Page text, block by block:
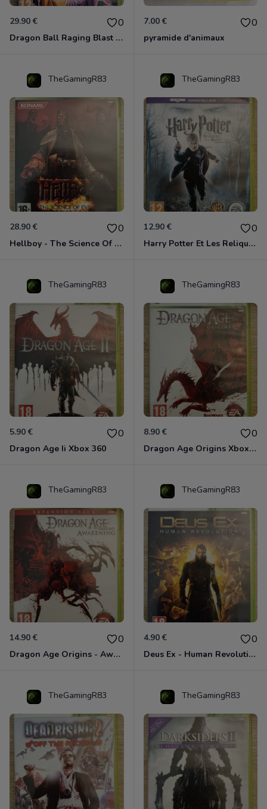
29.90 € 0
Dragon Ball Raging Blast 2 Xbox 360
7.00 € 0
pyramide d'animaux
TheGamingR83
28.90 € 0
Hellboy - The Science Of Evil Xbox 360
TheGamingR83
12.90 € 0
Harry Potter Et Les Reliques De La Mort - 1ère Partie Xbox 360
TheGamingR83
5.90 € 0
Dragon Age Ii Xbox 360
TheGamingR83
8.90 € 0
Dragon Age Origins Xbox 360
TheGamingR83
14.90 € 0
Dragon Age Origins - Awakening Xbox 360
TheGamingR83
4.90 € 0
Deus Ex - Human Revolution Xbox 360
TheGamingR83 TheGamingR83